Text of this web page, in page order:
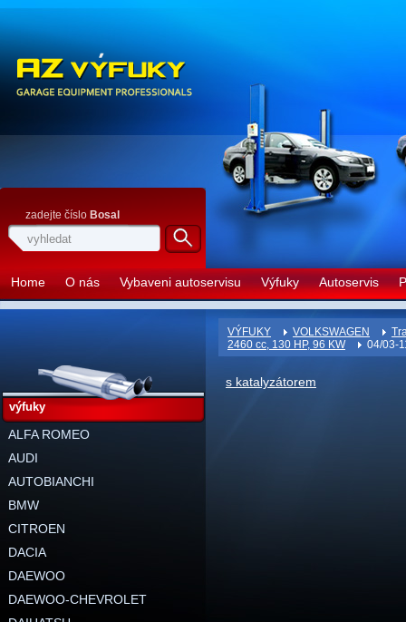
Home O nás Vybaveni autoservisu Výfuky Autoservis
zadejte číslo Bosal
VÝFUKY VOLKSWAGEN
2460 cc, 130 HP, 96 KW
04/03-
s katalyzátorem
výfuky
ALFA ROMEO
AUDI
AUTOBIANCHI
BMW
CITROEN
DACIA
DAEWOO
DAEWOO-CHEVROLET